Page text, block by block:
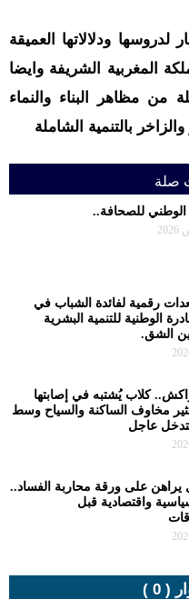
لدروسها ودلالاتها العميقة
المغربية الشريفة وايضا
من مظاهر البناء والنماء
بالتنمية الشاملة
صلة
للصحافة..
رقمية لفائدة الشباب في
الوطنية للتنمية البشرية
الشق.
كلاب يُشتبه في إصابتها
مخاوف الساكنة والسياح وسط
عاجل
يراهن على ورقة محاربة الفساد..
واقتصادية قبل
( 0 )